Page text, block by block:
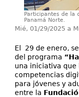
Participantes de la
Panamá Norte.
Mié, 01/29/2025 a
El 29 de enero,
del programa
una iniciativa
competencias
para jóvenes y
entre la